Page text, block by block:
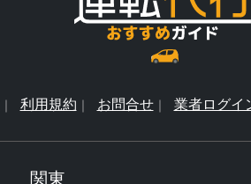
利用規約 お問合せ 業者ログイ
関東